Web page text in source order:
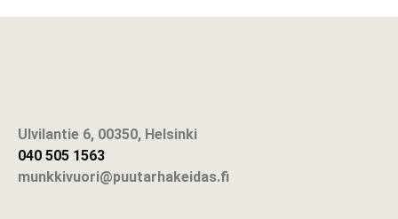
Ulvilantie 6, 00350, Helsinki
040 505 1563
munkkivuori@puutarhakeidas.fi